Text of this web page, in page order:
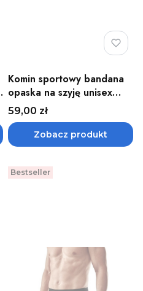
Komin sportowy bandana
opaska na szyję unisex
CEP - różne kolory
Cena
59,00 zł
Zobacz produkt
Bestseller